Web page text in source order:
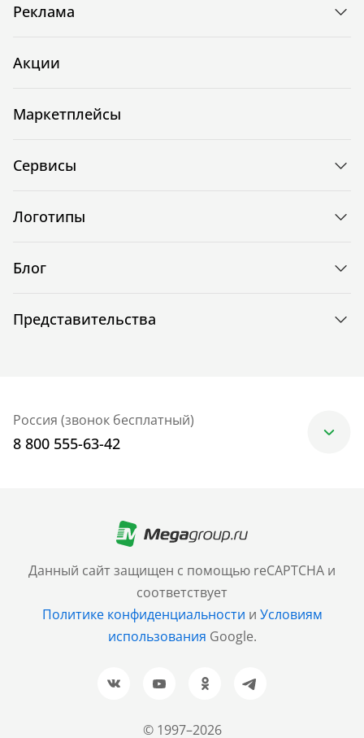
© 1997–2026
Данный сайт защищен с помощью reCAPTCHA и
соответствует
Политике конфиденциальности и Условиям
использования Google.
Реклама
Акции
Маркетплейсы
Сервисы
Логотипы
Блог
Представительства
Россия (звонок бесплатный)
8 800 555-63-42
+7 (499) 705-30-10
Санкт-Петербург
+7 (812) 600-77-33
Барнаул
+7 (961) 999-93-93
Новосибирск